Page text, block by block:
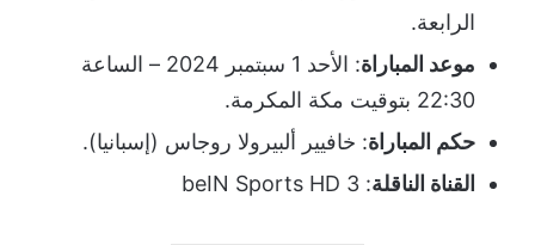
الرابعة.
موعد المباراة
: الأحد 1 سبتمبر 2024 – الساعة
22:30 بتوقيت مكة المكرمة.
حكم المباراة: خافيير ألبيرولا روجاس (إسبانيا).
القناة الناقلة: beIN Sports HD 3